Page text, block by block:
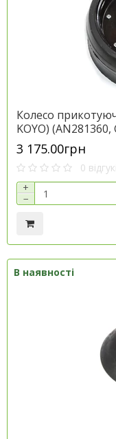
Колесо
KOYO)
700727657) (УКР)
AA66604
3 175.00грн
0
+
−
В наявності